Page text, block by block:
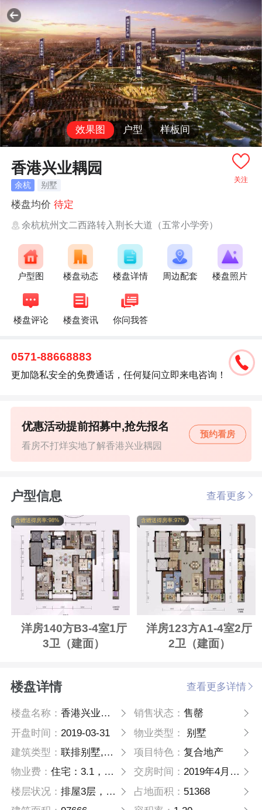
效果图 户型 样板间
关注
香港兴业耦园
余杭 别墅
楼盘均价待定
余杭杭州文二西路转入荆长大道（五常小学旁）
户型图 楼盘动态 楼盘详情 周边配套 楼盘照片
楼盘评论 楼盘资讯 你问我答
0571-88668883
更加隐私安全的免费通话，任何疑问立即来电咨询！
看房不打烊实地了解香港兴业耦园
优惠活动提前招募中,抢先报名
预约看房
户型信息 查看更多
含赠送得房率:98%
洋房140方B3-4室1厅
3卫（建面）
含赠送得房率:97%
洋房123方A1-4室2厅
2卫（建面）
楼盘详情 查看更多详情
楼盘名称：香港兴业耦园 销售状态： 售罄
开盘时间： 2019-03-31 物业类型：
别墅
建筑类型：联排别墅,花园洋房 项目特色： 复合地产
物业费：住宅：3.1，别墅：3.1 交房时间： 2019年4月一期交付
楼层状况：排屋3层，洋房7层 占地面积： 51368